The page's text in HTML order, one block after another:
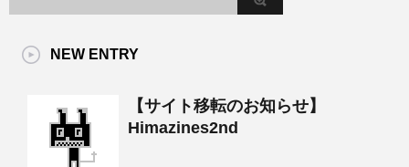
NEW ENTRY
【サイト移転のお知らせ】
Himazines2nd